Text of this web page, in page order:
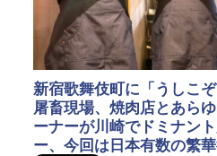
新宿歌舞伎町に「うしこ
屠畜現場、焼肉店とあら
ーナーが川崎でドミナン
ー、今回は日本有数の繁